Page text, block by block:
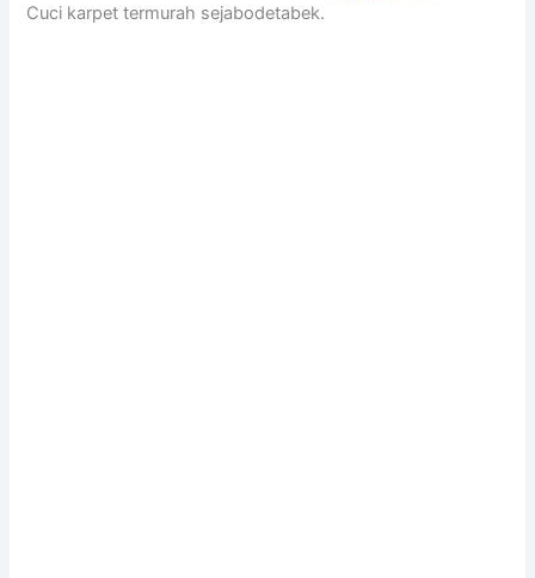
Cuci karpet termurah sejabodetabek.